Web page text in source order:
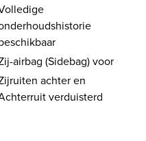
airbag (Sidebag) voor
achter en
verduisterd